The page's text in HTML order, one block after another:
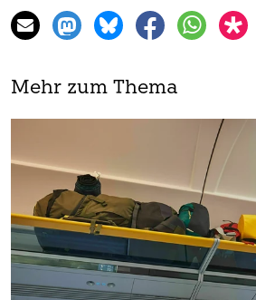
Mehr zum Thema